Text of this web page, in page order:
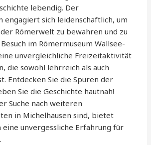
lebendig. Der
engagiert sich leidenschaftlich, um
Römerwelt zu bewahren und zu
im Römermuseum Wallsee-
unvergleichliche Freizeitaktivität
die sowohl lehrreich als auch
Entdecken Sie die Spuren der
Sie die Geschichte hautnah!
Suche nach weiteren
in Michelhausen sind, bietet
eine unvergessliche Erfahrung für